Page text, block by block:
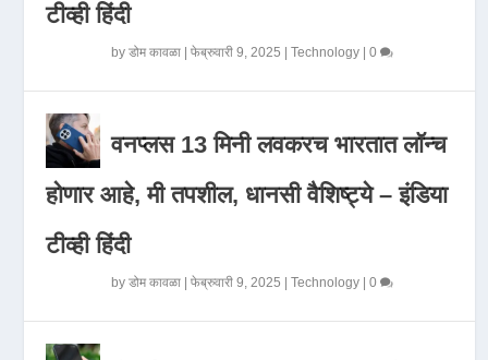
टीव्ही हिंदी
byडोम कावळा |फेब्रुवारी 9, 2025 |Technology |0
वनप्लस 13 मिनी लवकरच भारतात लॉन्च
होणार आहे, मी तपशील, धानसी वैशिष्ट्ये – इंडिया
टीव्ही हिंदी
byडोम कावळा |फेब्रुवारी 9, 2025 |Technology |0